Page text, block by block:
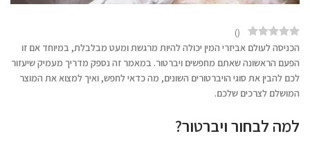
(
)
הכניסה לעולם אביזרי המין יכולה להיות מרגשת ומעט מבלבלת, במיוחד אם זו
הפעם הראשונה שאתם מחפשים ויברטור. במאמר זה נספק מדריך מעמיק שיעזור
לכם להבין את סוגי הויברטורים השונים, מה כדאי לחפש, ואיך למצוא את המוצר
המושלם לצרכים שלכם.
למה לבחור ויברטור?